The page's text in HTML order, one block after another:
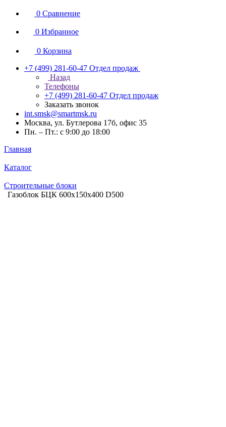
0 Сравнение
0 Избранное
0 Корзина
+7 (499) 281-60-47 Отдел продаж
Назад
Телефоны
+7 (499) 281-60-47 Отдел продаж
Заказать звонок
int.smsk@smartmsk.ru
Москва, ул. Бутлерова 17б, офис 35
Пн. – Пт.: с 9:00 до 18:00
Главная
Каталог
Строительные блоки
Газоблок БЦК 600х150х400 D500